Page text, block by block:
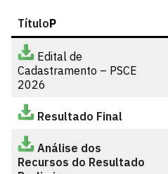
TítuloP
Edital de
Cadastramento – PSCE
2026
Resultado Final
Análise dos
Recursos do Resultado